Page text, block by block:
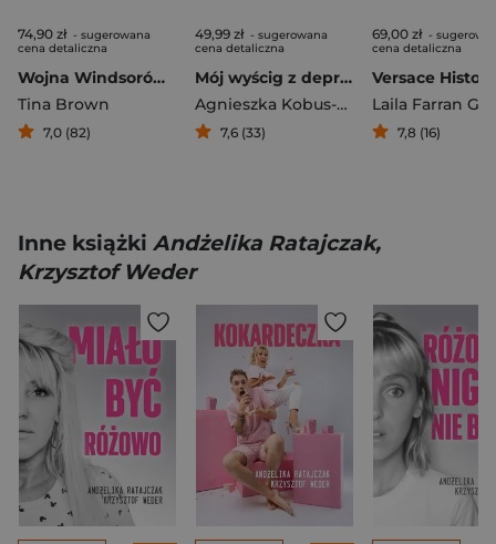
74,90 zł - sugerowana
cena detaliczna
Wojna Windsorów Za drzwiami pałacu
Tina Brown
7,0 (82)
49,99 zł - sugerowana
cena detaliczna
Mój wyścig z depresją
Agnieszka Kobus-Zawojska
7,6 (33)
69,00 zł -
cena detaliczna
Laila Farran
7,8 (16)
Inne książki Andżelika Ratajczak,
Krzysztof Weder